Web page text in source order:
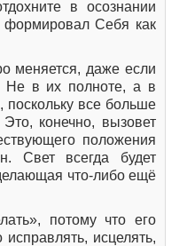
в осознании
формировал Себя как
меняется, даже если
Не в их полноте, а в
поскольку все больше
конечно, вызовет
положения
Свет всегда будет
что-либо ещё
потому что его
исправлять, исцелять,